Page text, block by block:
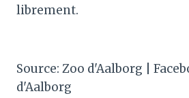
librement.
Source: Zoo d'Aalborg |
d'Aalborg